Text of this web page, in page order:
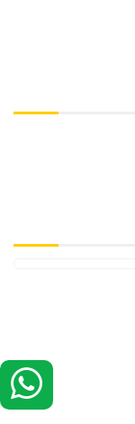
© Todos os direitos